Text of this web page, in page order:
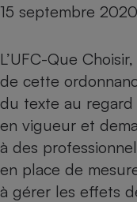
15 septembre
L’UFC-Que
de cette
du texte au
en vigueur et
à des
en place de
à gérer les effets